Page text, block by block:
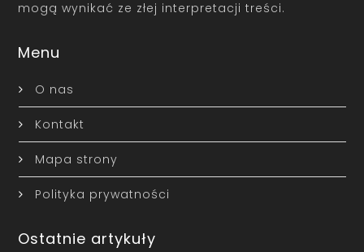
mogą wynikać ze złej interpretacji treści.
Menu
O nas
Kontakt
Mapa strony
Polityka prywatności
Ostatnie artykuły